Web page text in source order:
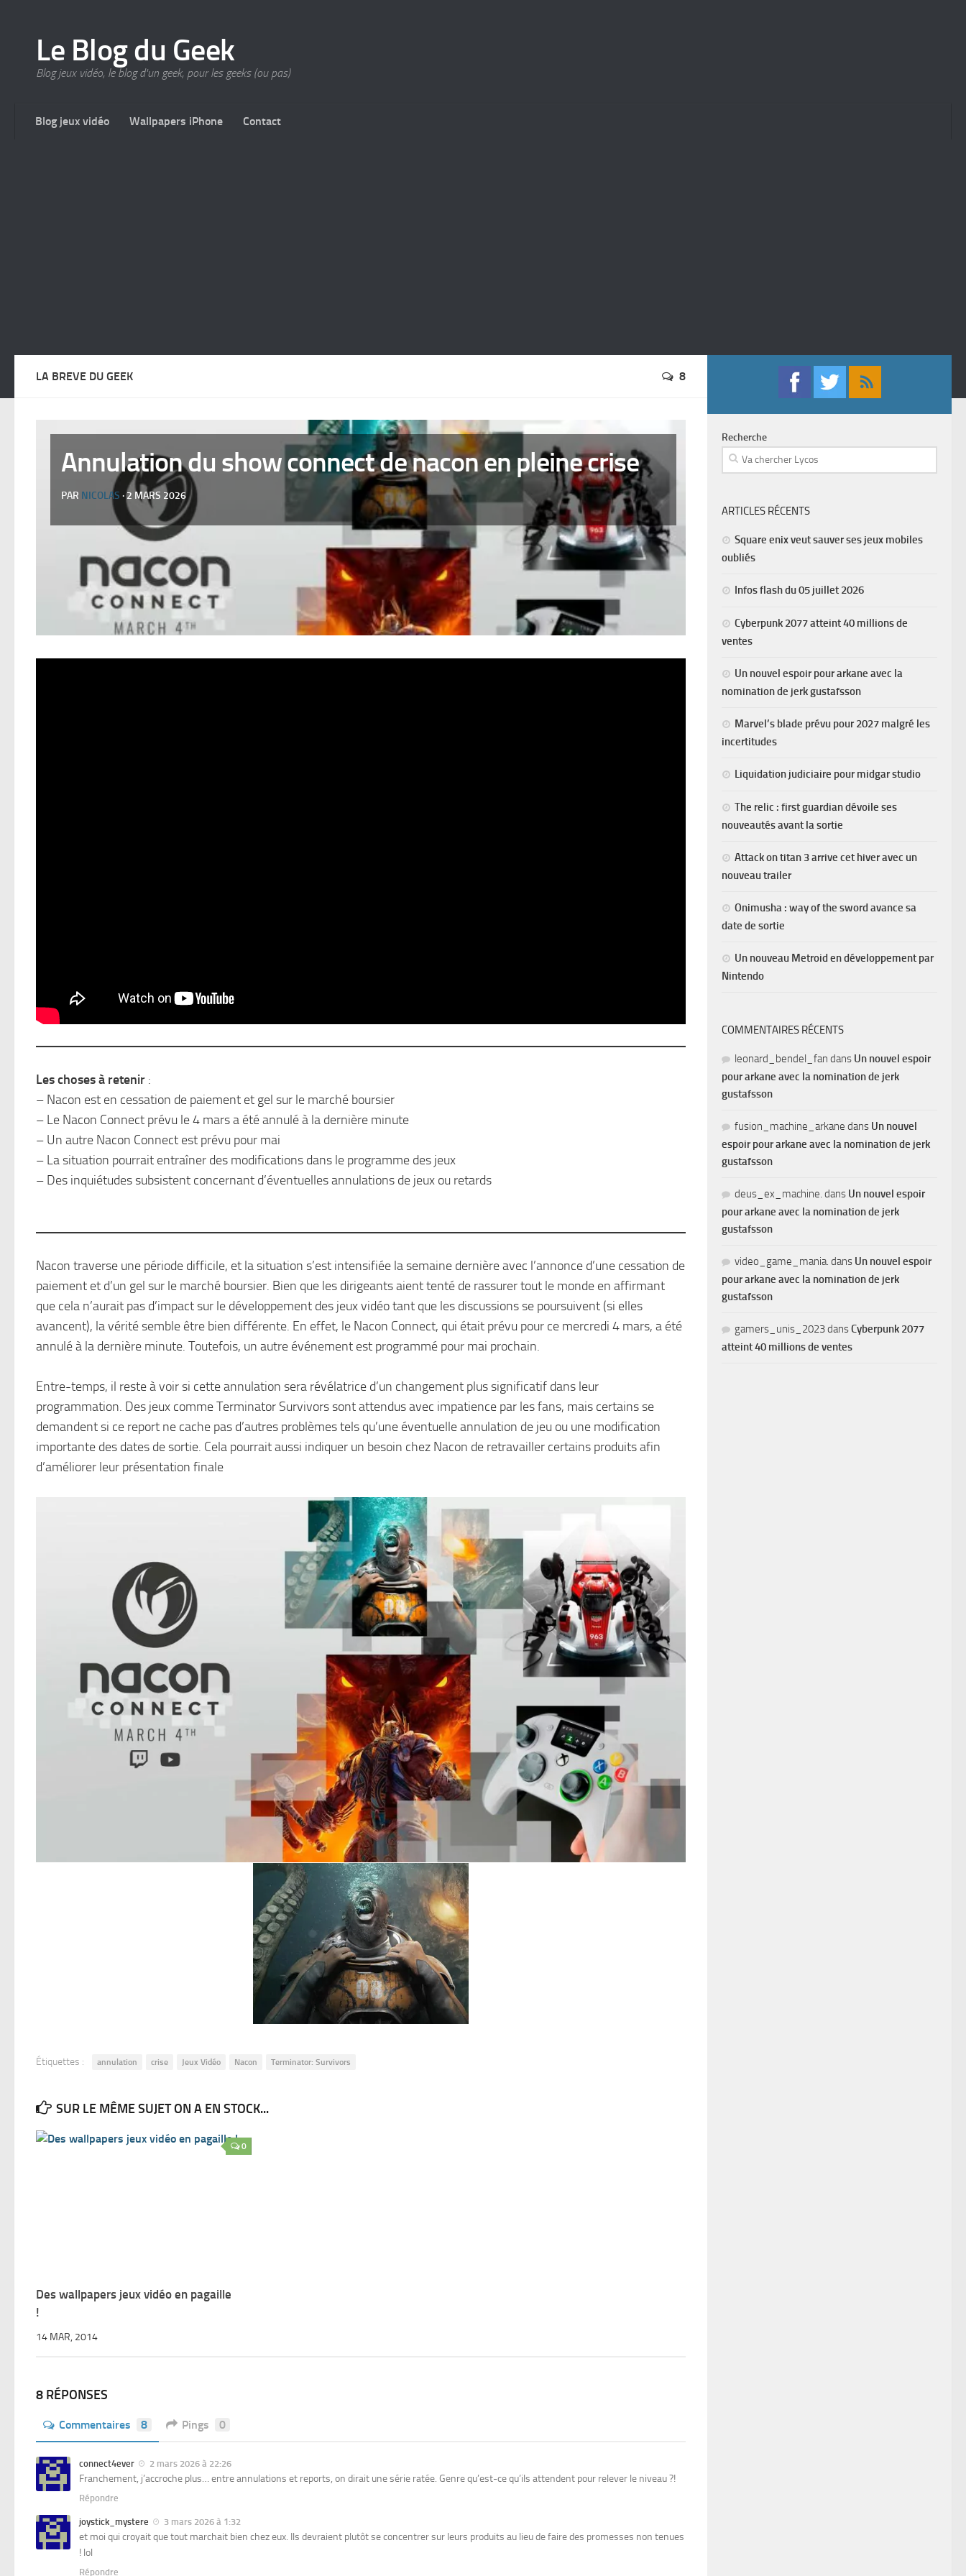
Le Blog du Geek
Blog jeux vidéo, le blog d'un geek, pour les geeks (ou pas)
Blog jeux vidéo Wallpapers iPhone Contact
LA BREVE DU GEEK 8
Annulation du show connect de nacon en pleine crise
PAR NICOLAS · 2 MARS 2026
Les choses à retenir :
– Nacon est en cessation de paiement et gel sur le marché boursier
– Le Nacon Connect prévu le 4 mars a été annulé à la dernière minute
– Un autre Nacon Connect est prévu pour mai
– La situation pourrait entraîner des modifications dans le programme des jeux
– Des inquiétudes subsistent concernant d’éventuelles annulations de jeux ou retards
Nacon traverse une période difficile, et la situation s’est intensifiée la semaine dernière avec l’annonce d’une cessation de
paiement et d’un gel sur le marché boursier. Bien que les dirigeants aient tenté de rassurer tout le monde en affirmant
que cela n’aurait pas d’impact sur le développement des jeux vidéo tant que les discussions se poursuivent (si elles
avancent), la vérité semble être bien différente. En effet, le Nacon Connect, qui était prévu pour ce mercredi 4 mars, a été
annulé à la dernière minute. Toutefois, un autre événement est programmé pour mai prochain.
Entre-temps, il reste à voir si cette annulation sera révélatrice d’un changement plus significatif dans leur
programmation. Des jeux comme Terminator Survivors sont attendus avec impatience par les fans, mais certains se
demandent si ce report ne cache pas d’autres problèmes tels qu’une éventuelle annulation de jeu ou une modification
importante des dates de sortie. Cela pourrait aussi indiquer un besoin chez Nacon de retravailler certains produits afin
d’améliorer leur présentation finale
Étiquettes : annulation crise Jeux Vidéo Nacon Terminator: Survivors
SUR LE MÊME SUJET ON A EN STOCK...
0
Des wallpapers jeux vidéo en pagaille
!
14 MAR, 2014
8 RÉPONSES
Commentaires 8 Pings 0
connect4ever 2 mars 2026 à 22:26
Franchement, j’accroche plus… entre annulations et reports, on dirait une série ratée. Genre qu’est-ce qu’ils attendent pour relever le niveau ?!
Répondre
joystick_mystere 3 mars 2026 à 1:32
et moi qui croyait que tout marchait bien chez eux. Ils devraient plutôt se concentrer sur leurs produits au lieu de faire des promesses non tenues
! lol
Répondre
Recherche
ARTICLES RÉCENTS
Square enix veut sauver ses jeux mobiles
oubliés
Infos flash du 05 juillet 2026
Cyberpunk 2077 atteint 40 millions de
ventes
Un nouvel espoir pour arkane avec la
nomination de jerk gustafsson
Marvel’s blade prévu pour 2027 malgré les
incertitudes
Liquidation judiciaire pour midgar studio
The relic : first guardian dévoile ses
nouveautés avant la sortie
Attack on titan 3 arrive cet hiver avec un
nouveau trailer
Onimusha : way of the sword avance sa
date de sortie
Un nouveau Metroid en développement par
Nintendo
COMMENTAIRES RÉCENTS
leonard_bendel_fan dans Un nouvel espoir
pour arkane avec la nomination de jerk
gustafsson
fusion_machine_arkane dans Un nouvel
espoir pour arkane avec la nomination de jerk
gustafsson
deus_ex_machine. dans Un nouvel espoir
pour arkane avec la nomination de jerk
gustafsson
video_game_mania. dans Un nouvel espoir
pour arkane avec la nomination de jerk
gustafsson
gamers_unis_2023dansCyberpunk 2077
atteint 40 millions de ventes